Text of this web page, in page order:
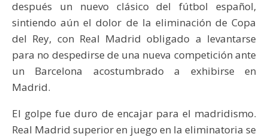
después un nuevo clásico del fútbol español,
sintiendo aún el dolor de la eliminación de Copa
del Rey, con Real Madrid obligado a levantarse
para no despedirse de una nueva competición ante
un Barcelona acostumbrado a exhibirse en
Madrid.
El golpe fue duro de encajar para el madridismo.
Real Madrid superior en juego en la eliminatoria se